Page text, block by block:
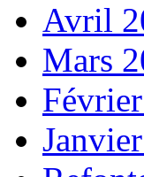
Avril
Mars